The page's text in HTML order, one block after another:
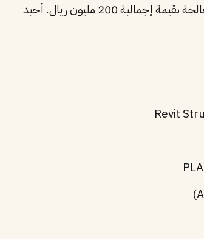
«مهندس مدني خبرة 12 سنة في مشاريع المياه والصرف الصحي في السعودية. نفذت 3 محطات معالجة بقيمة إجمالية 200 مليون ريال. أجيد